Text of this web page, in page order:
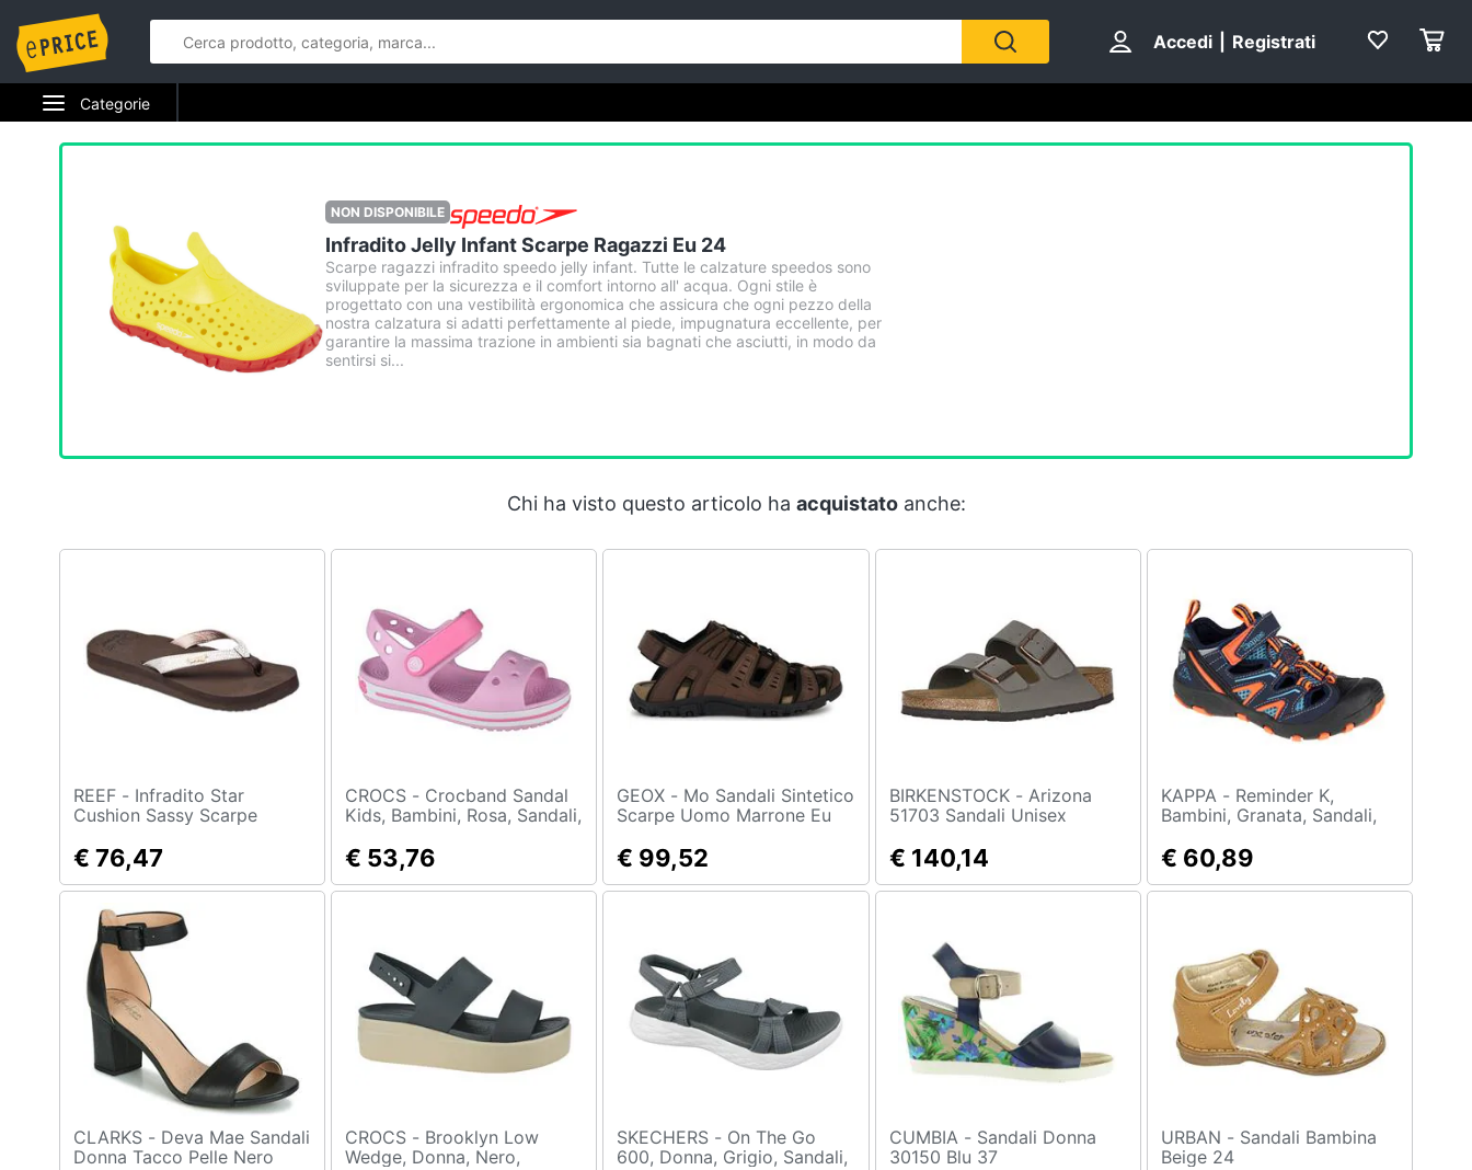
Accedi Registrati
Categorie
Elettrodomestici
Telefonia
Tv e Home Cinema
Smart home
Salute e igiene
Beauty
Prima infanzia
Casalinghi
Abbigliamento
Sport
Animali
Motori
Libri, cd e dvd
NON DISPONIBILE
Infradito Jelly Infant Scarpe Ragazzi Eu 24
Scarpe ragazzi infradito speedo jelly infant. Tutte le calzature speedos sono
sviluppate per la sicurezza e il comfort intorno all' acqua. Ogni stile è
progettato con una vestibilità ergonomica che assicura che ogni pezzo della
nostra calzatura si adatti perfettamente al piede, impugnatura eccellente, per
garantire la massima trazione in ambienti sia bagnati che asciutti, in modo da
sentirsi si...
Chi ha visto questo articolo ha acquistatoanche:
REEF - Infradito Star
Cushion Sassy Scarpe
€ 76,47
CROCS - Crocband Sandal
Kids, Bambini, Rosa, Sandali,
€ 53,76
GEOX - Mo Sandali Sintetico
Scarpe Uomo Marrone Eu
€ 99,52
BIRKENSTOCK - Arizona
51703 Sandali Unisex
Scuro), 47
€ 140,14
KAPPA - Reminder K,
Bambini, Granata, Sandali,
€ 60,89
CLARKS - Deva Mae Sandali
Donna Tacco Pelle Nero
CROCS - Brooklyn Low
Wedge, Donna, Nero,
SKECHERS - On The Go
600, Donna, Grigio, Sandali,
CUMBIA - Sandali Donna
30150 Blu 37
URBAN - Sandali Bambina
Beige 24